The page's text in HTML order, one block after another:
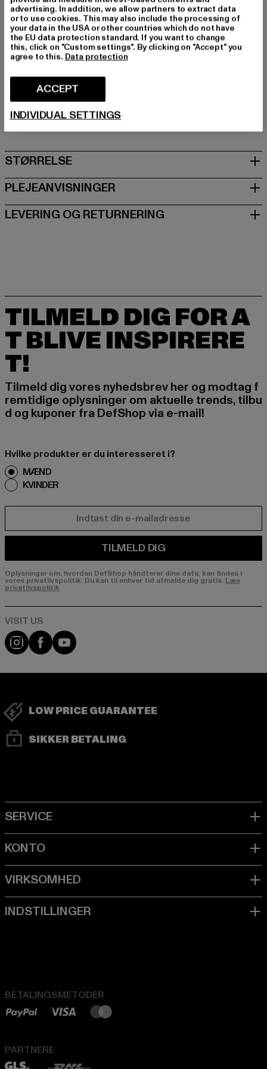
Mærke: Brandit
Kategori: Parkas
Farve: olive
Producentens farve: olive
Materialesammensætning: 80% Bomuld, 20% Polyester
Art.nr: BD6001-00176
Producent: Brandit Textil GmbH |
Spichernstraße 6a | 50672 Köln | DE
STØRRELSE
PLEJEANVISNINGER
LEVERING OG RETURNERING
TILMELD DIG FOR A
T BLIVE INSPIRERE
T!
Tilmeld dig vores nyhedsbrev her og modtag f
remtidige oplysninger om aktuelle trends, tilbu
d og kuponer fra DefShop via e-mail!
Hvilke produkter er du interesseret i?
MÆND
KVINDER
TILMELD DIG
Oplysninger om, hvordan DefShop håndterer dine data, kan findes i
vores privatlivspolitik. Du kan til enhver tid afmelde dig gratis. Læs
privatlivspolitik
Visit our Instagram page:
Visit our Facebook page:
Visit our YouTube channel:
LOW PRICE GUARANTEE
SIKKER BETALING
BETALINGSMETODER
PARTNERE
advertising. In addition, we allow partners to extract data
or to use cookies. This may also include the processing of
your data in the USA or other countries which do not have
the EU data protection standard. If you want to change
this, click on "Custom settings". By clicking on "Accept" you
agree to this. Data protection
ACCEPT
INDIVIDUAL SETTINGS